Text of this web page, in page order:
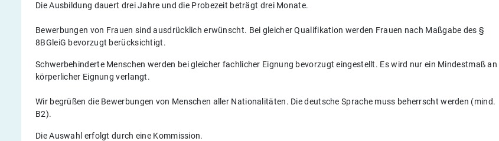
Die Ausbildung dauert drei Jahre und die Probezeit beträgt drei Monate.
Bewerbungen von Frauen sind ausdrücklich erwünscht. Bei gleicher Qualifikation werden Frauen nach Maßgabe des §
8BGleiG bevorzugt berücksichtigt.
Schwerbehinderte Menschen werden bei gleicher fachlicher Eignung bevorzugt eingestellt. Es wird nur ein Mindestmaß an
körperlicher Eignung verlangt.
Wir begrüßen die Bewerbungen von Menschen aller Nationalitäten. Die deutsche Sprache muss beherrscht werden (mind.
B2).
Die Auswahl erfolgt durch eine Kommission.